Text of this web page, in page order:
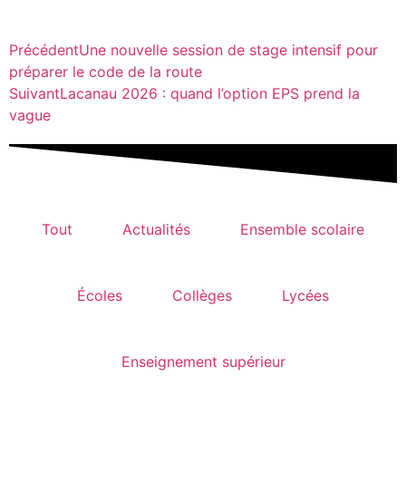
PrécédentUne nouvelle session de stage intensif pour
préparer le code de la route
SuivantLacanau 2026 : quand l’option EPS prend la
vague
Tout Actualités Ensemble scolaire
Écoles Collèges Lycées
Enseignement supérieur